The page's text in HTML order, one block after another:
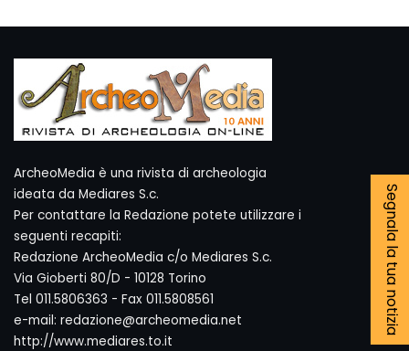
Segnala la tua notizia
ArcheoMedia è una rivista di archeologia
ideata da Mediares S.c.
Per contattare la Redazione potete utilizzare i
seguenti recapiti:
Redazione ArcheoMedia c/o Mediares S.c.
Via Gioberti 80/D - 10128 Torino
Tel 011.5806363 - Fax 011.5808561
e-mail: redazione@archeomedia.net
http://www.mediares.to.it